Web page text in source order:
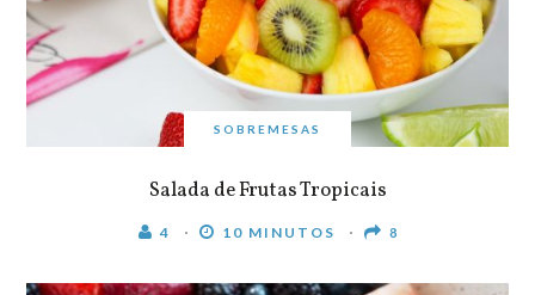
SOBREMESAS
Salada de Frutas Tropicais
4 10 MINUTOS 8